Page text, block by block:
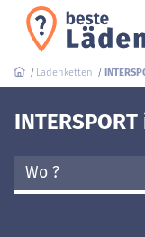
Ladenketten
Wo ?